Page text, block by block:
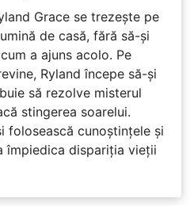
Grace se trezește pe
de casă, fără să-și
a ajuns acolo. Pe
Ryland începe să-și
să rezolve misterul
stingerea soarelui.
folosească cunoștințele și
împiedica dispariția vieții